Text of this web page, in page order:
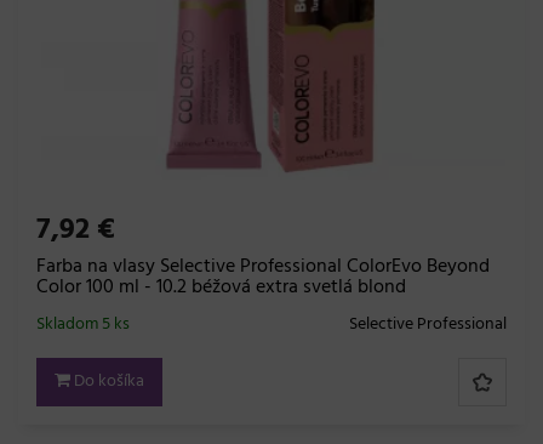
7,92 €
Farba na vlasy Selective Professional ColorEvo Beyond
Color 100 ml - 10.2 béžová extra svetlá blond
Selective Professional
Skladom 5 ks
Do košíka